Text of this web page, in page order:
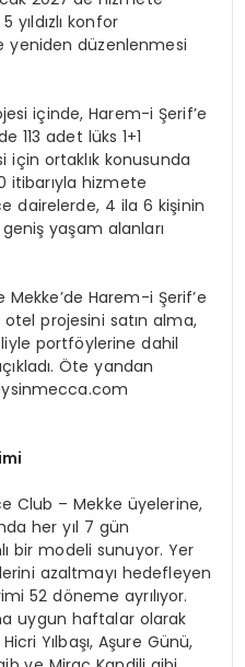
konfor
yeniden düzenlenmesi
içinde, Harem-i Şerif’e
113 adet lüks 1+1
için ortaklık konusunda
itibarıyla hizmete
dairelerde, 4 ila 6 kişinin
yaşam alanları
Mekke’de Harem-i Şerif’e
otel projesini satın alma,
portföylerine dahil
Öte yandan
Club – Mekke üyelerine,
her yıl 7 gün
bir modeli sunuyor. Yer
azaltmayı hedefleyen
52 döneme ayrılıyor.
uygun haftalar olarak
Yılbaşı, Aşure Günü,